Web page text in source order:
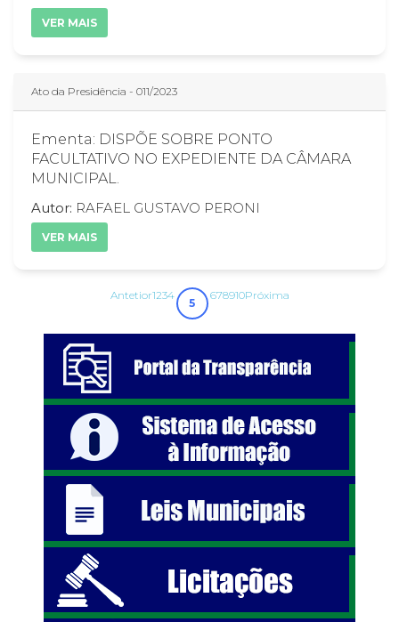
VER MAIS
Ato da Presidência - 011/2023
Ementa: DISPÕE SOBRE PONTO
FACULTATIVO NO EXPEDIENTE DA CÂMARA
MUNICIPAL.
Autor: RAFAEL GUSTAVO PERONI
VER MAIS
Antetior1234
5
678910Próxima